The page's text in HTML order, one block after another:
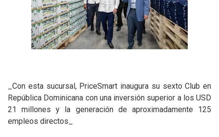
_Con esta sucursal, PriceSmart inaugura su sexto Club en
República Dominicana con una inversión superior a los USD
21 millones y la generación de aproximadamente 125
empleos directos_